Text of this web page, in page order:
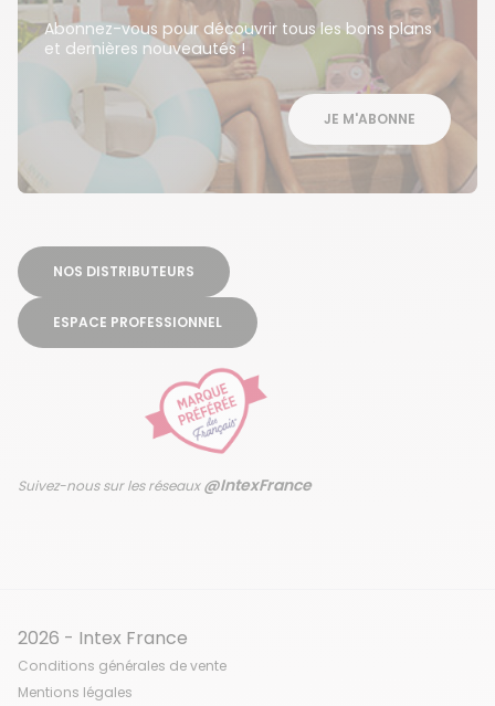
Abonnez-vous pour découvrir tous les bons plans
et dernières nouveautés !
JE M'ABONNE
NOS DISTRIBUTEURS
ESPACE PROFESSIONNEL
Suivez-nous sur les réseaux@IntexFrance
2026 - Intex France
Conditions générales de vente
Mentions légales